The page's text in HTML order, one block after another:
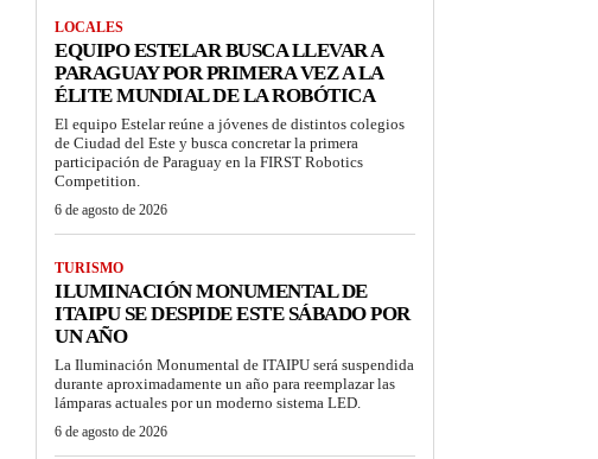
LOCALES
EQUIPO ESTELAR BUSCA LLEVAR A
PARAGUAY POR PRIMERA VEZ A LA
ÉLITE MUNDIAL DE LA ROBÓTICA
El equipo Estelar reúne a jóvenes de distintos colegios
de Ciudad del Este y busca concretar la primera
participación de Paraguay en la FIRST Robotics
Competition.
6 de agosto de 2026
TURISMO
ILUMINACIÓN MONUMENTAL DE
ITAIPU SE DESPIDE ESTE SÁBADO POR
UN AÑO
La Iluminación Monumental de ITAIPU será suspendida
durante aproximadamente un año para reemplazar las
lámparas actuales por un moderno sistema LED.
6 de agosto de 2026